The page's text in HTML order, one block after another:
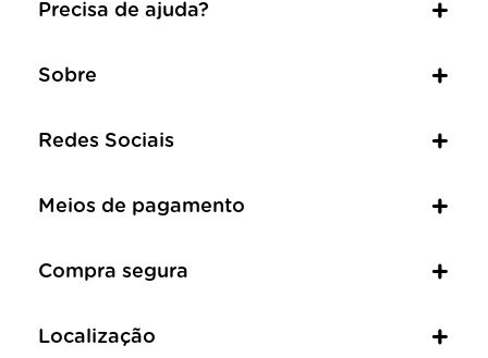
Precisa de ajuda?
Sobre
Redes Sociais
Meios de pagamento
Compra segura
Localização